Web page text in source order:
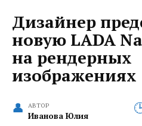
Дизайнер
новую LADA
на рендерных
изображениях
АВТОР
Иванова Юлия